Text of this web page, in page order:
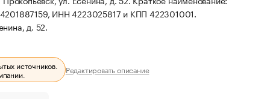
ИНН 4223025817 и КПП 422301001.
д. 52.
источников. Редактировать описание